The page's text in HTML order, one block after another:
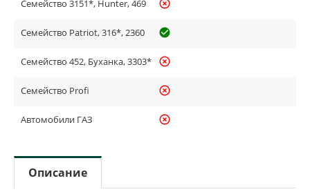
Семейство 3151*, Hunter, 469 highlight_off
Семейство Patriot, 316*, 2360 check_circle_outline
Семейство 452, Буханка, 3303* highlight_off
Семейство Profi highlight_off
Автомобили ГАЗ highlight_off
Описание